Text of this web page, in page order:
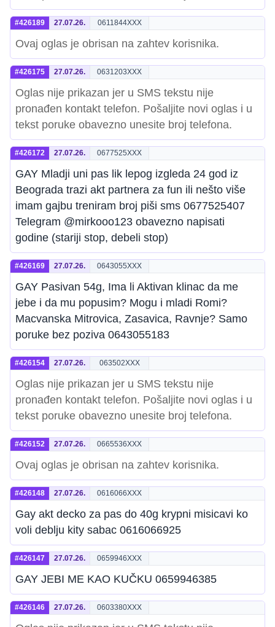
#426189 27.07.26. 0611844XXX
Ovaj oglas je obrisan na zahtev korisnika.
#426175 27.07.26. 0631203XXX
Oglas nije prikazan jer u SMS tekstu nije
pronađen kontakt telefon. Pošaljite novi oglas i u
tekst poruke obavezno unesite broj telefona.
#426172 27.07.26. 0677525XXX
GAY Mladji uni pas lik lepog izgleda 24 god iz
Beograda trazi akt partnera za fun ili nešto više
imam gajbu treniram broj piši sms 0677525407
Telegram @mirkooo123 obavezno napisati
godine (stariji stop, debeli stop)
#426169 27.07.26. 0643055XXX
GAY Pasivan 54g, Ima li Aktivan klinac da me
jebe i da mu popusim? Mogu i mladi Romi?
Macvanska Mitrovica, Zasavica, Ravnje? Samo
poruke bez poziva 0643055183
#426154 27.07.26. 063502XXX
Oglas nije prikazan jer u SMS tekstu nije
pronađen kontakt telefon. Pošaljite novi oglas i u
tekst poruke obavezno unesite broj telefona.
#426152 27.07.26. 0665536XXX
Ovaj oglas je obrisan na zahtev korisnika.
#426148 27.07.26. 0616066XXX
Gay akt decko za pas do 40g krypni misicavi ko
voli deblju kity sabac 0616066925
#426147 27.07.26. 0659946XXX
GAY JEBI ME KAO KUČKU 0659946385
#426146 27.07.26. 0603380XXX